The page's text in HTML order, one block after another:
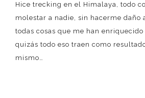
Hice trecking en el Himalaya, todo
molestar a nadie, sin hacerme daño
todas cosas que me han
quizás todo eso traen como
mismo…